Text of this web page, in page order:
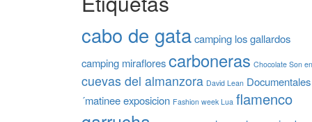
cabo de gatacamping los gallardos
camping miraflorescarboneras Chocolate Son en
cuevas del almanzora David Lean Documentales
´matineeexposicion Fashion week Lua flamenco